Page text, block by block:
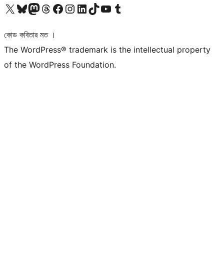
আমাদের X (আগের টুইটার) অ্যাকাউন্টে যানআমাদের Bluesky অ্যাকাউন্টটি দেখুনআমাদের মাস্টোডন অ্যাকাউন্টটি দেখুনআমাদের থ্রেডস অ্যাকাউন্টটি দেখুনআমাদের ফেসবুক পেজ দেখুনআমাদের ইন্সটাগ্রাম অ্যাকাউন্ট দেখুনআমাদের লিঙ্কডইন অ্যাকাউন্টে যানআমাদের TikTok অ্যাকাউন্টটি দেখুনআমাদের ইউটিউব চ্যানেলে যান আমাদের টাম্বলার অ্যাকাউন্ট দেখুন
কোড কবিতার মত ।
The WordPress® trademark is the intellectual property
of the WordPress Foundation.